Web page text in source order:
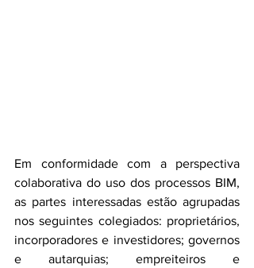
Em conformidade com a perspectiva
colaborativa do uso dos processos BIM,
as partes interessadas estão agrupadas
nos seguintes colegiados: proprietários,
incorporadores e investidores; governos
e autarquias; empreiteiros e